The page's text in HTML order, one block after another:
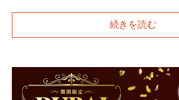
続きを読む